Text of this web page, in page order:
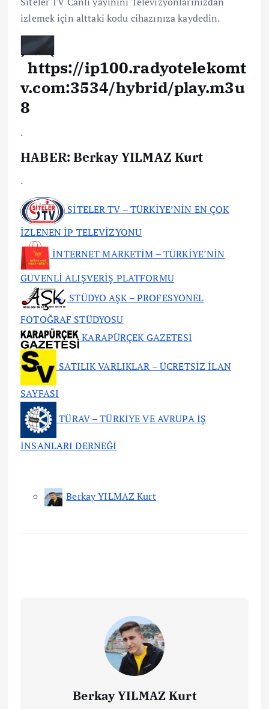
izlemek için alttaki kodu cihazınıza kaydedin.
https://ip100.radyotelekomt
v.com:3534/hybrid/play.m3u
8
.
HABER: Berkay YILMAZ Kurt
.
SİTELER TV – TÜRKİYE’NİN EN ÇOK
İZLENEN İP TELEVİZYONU
İNTERNET MARKETİM – TÜRKİYE’NİN
GÜVENLİ ALIŞVERİŞ PLATFORMU
STÜDYO AŞK – PROFESYONEL
FOTOĞRAF STÜDYOSU
KARAPÜRÇEK GAZETESİ
SATILIK VARLIKLAR – ÜCRETSİZ İLAN
SAYFASI
TÜRAV – TÜRKİYE VE AVRUPA İŞ
İNSANLARI DERNEĞİ
Berkay YILMAZ Kurt
Berkay YILMAZ Kurt